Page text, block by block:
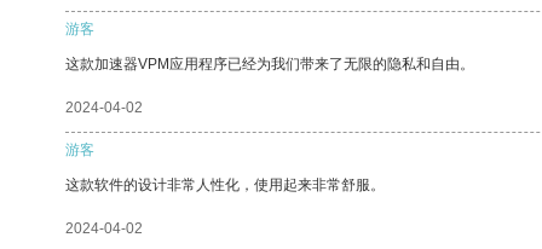
游客
这款加速器VPM应用程序已经为我们带来了无限的隐私和自由。
2024-04-02
游客
这款软件的设计非常人性化，使用起来非常舒服。
2024-04-02